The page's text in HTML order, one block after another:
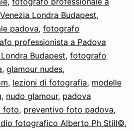
&
Londra Budapest,
padova, fotografo
professionista a Padova
Budapest, fotografo
, glamour nudes,
, lezioni di fotografia, modelle
, nudo glamour, padova
foto, preventivo foto padova,
fotografico Alberto Ph Still©,